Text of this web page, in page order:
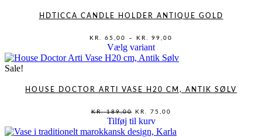
HDTICCA CANDLE HOLDER ANTIQUE GOLD
KR. 65,00 – KR. 99,00
KR. 99,00
Vælg variantDette
vare
varianter.
kan
vælges
på
Sale!
HOUSE DOCTOR ARTI VASE H20 CM, ANTIK SØLV
KR.189,00
OPRINDELIGE
PRIS
VAR:
KR. 189,00.
KR. 75,00
ER:
KR. 75,00.
Tilføj til kurv